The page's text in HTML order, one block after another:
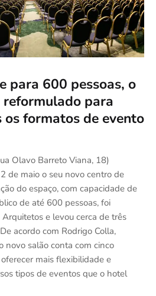
para 600 pessoas, o
reformulado para
formatos de evento
Olavo Barreto Viana, 18)
de maio o seu novo centro de
do espaço, com capacidade de
de até 600 pessoas, foi
e levou cerca de três
acordo com Rodrigo Colla,
novo salão conta com cinco
mais flexibilidade e
tipos de eventos que o hotel